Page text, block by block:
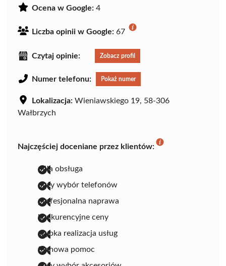
Ocena w Google: 4
Liczba opinii w Google: 67
Czytaj opinie: Zobacz profil
Numer telefonu: Pokaż numer
Lokalizacja: Wieniawskiego 19, 58-306
Wałbrzych
Najczęściej doceniane przez klientów:
miła obsługa
duży wybór telefonów
profesjonalna naprawa
konkurencyjne ceny
szybka realizacja usług
fachowa pomoc